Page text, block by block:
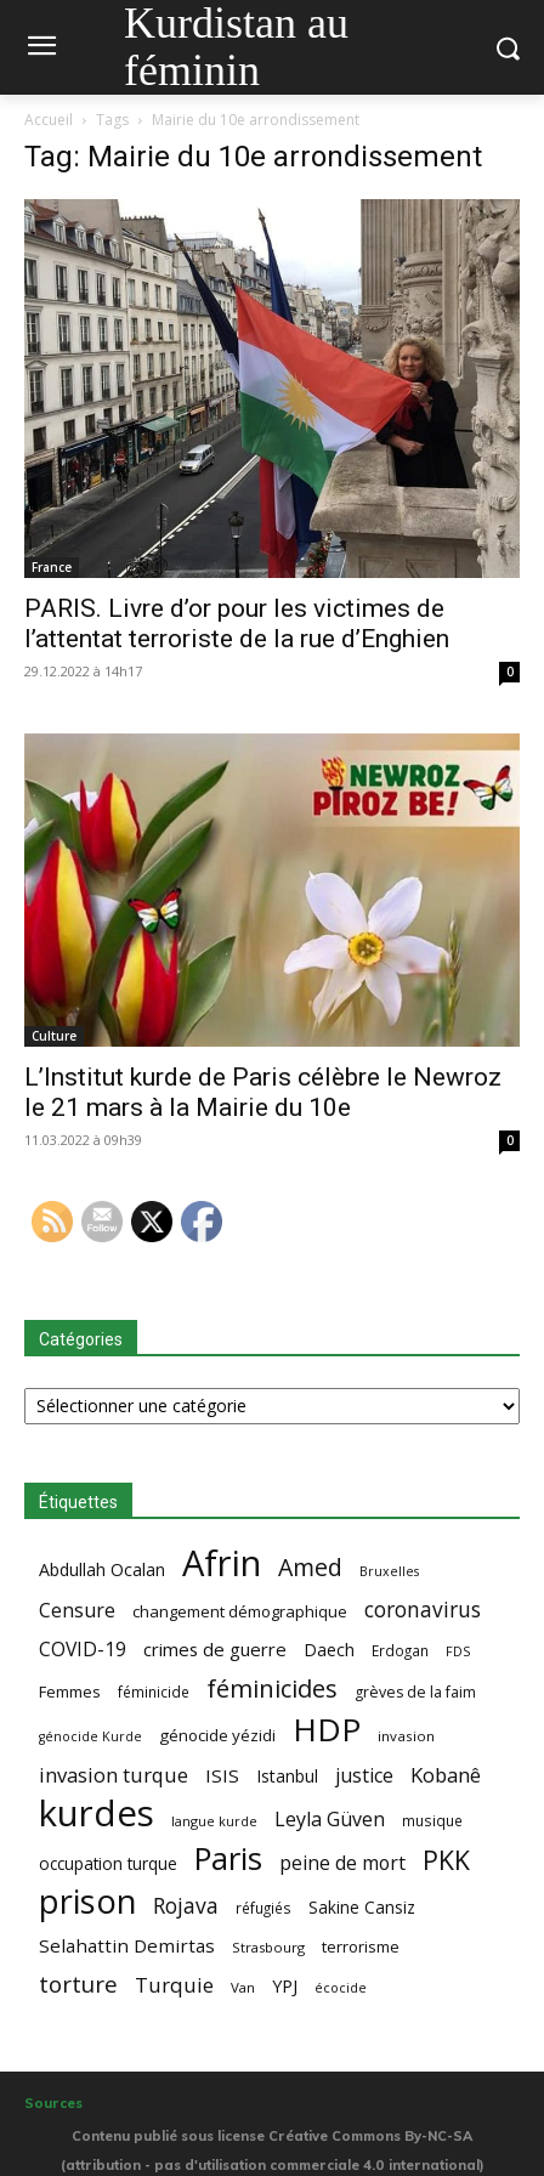
Kurdistan au
féminin
Accueil Tags Mairie du 10e arrondissement
Tag: Mairie du 10e arrondissement
France
PARIS. Livre d’or pour les victimes de
l’attentat terroriste de la rue d’Enghien
29.12.2022 à 14h17 0
Culture
L’Institut kurde de Paris célèbre le Newroz
le 21 mars à la Mairie du 10e
11.03.2022 à 09h39 0
Catégories
Catégories
Étiquettes
Abdullah Ocalan Afrin Amed Bruxelles
Censure changement démographique coronavirus
COVID-19 crimes de guerre Daech Erdogan FDS
Femmes féminicide féminicides grèves de la faim
génocide Kurde génocide yézidi HDP invasion
invasion turque ISIS Istanbul justice Kobanê
kurdes langue kurde Leyla Güven musique
occupation turque Paris peine de mort PKK
prison Rojava réfugiés Sakine Cansiz
Selahattin Demirtas Strasbourg terrorisme
torture Turquie Van YPJ écocide
Sources
Contenu publié sous license Créative Commons By-NC-SA
(attribution - pas d'utilisation commerciale 4.0 international)